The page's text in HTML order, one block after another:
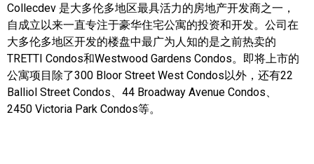
大多伦多地区楼花开发商名录
楼花地图
楼花转让专区
多伦多市中心楼花项目
Collecdev 是大多伦多地区最具活力的房地产开发商之一，
自成立以来一直专注于豪华住宅公寓的投资和开发。公司在
大多伦多地区开发的楼盘中最广为人知的是之前热卖的
TRETTI Condos和Westwood Gardens Condos。即将上市的
公寓项目除了300 Bloor Street West Condos以外，还有22
Balliol Street Condos、44 Broadway Avenue Condos、
2450 Victoria Park Condos等。